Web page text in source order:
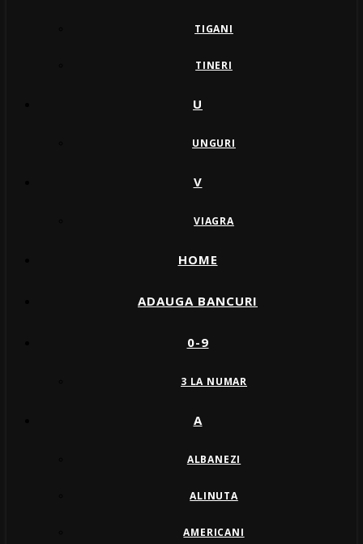
TIGANI
TINERI
U
UNGURI
V
VIAGRA
HOME
ADAUGA BANCURI
0-9
3 LA NUMAR
A
ALBANEZI
ALINUTA
AMERICANI